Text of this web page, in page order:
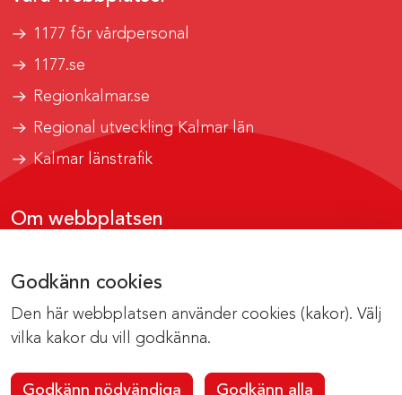
Godkänn cookies
Den här webbplatsen använder cookies (kakor). Välj
vilka kakor du vill godkänna.
Godkänn nödvändiga Godkänn alla
1177 för vårdpersonal
1177.se
Regionkalmar.se
Regional utveckling Kalmar län
Kalmar länstrafik
Om webbplatsen
Om cookies
Kontakta webbredaktionen